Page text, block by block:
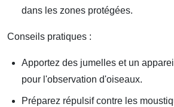
dans les zones protégées.
Conseils pratiques :
Apportez des jumelles et un
pour l'observation d'oiseaux.
Préparez répulsif contre les